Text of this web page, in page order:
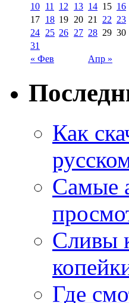
« Фев Апр »
10 11 12 13 14 15 16
17 18 19 20 21 22 23
24 25 26 27 28 29 30
31
Как
Самые
Сливы
Где